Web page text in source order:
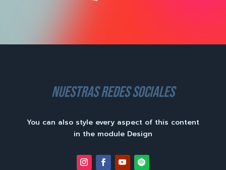
nuestras redes sociales
You can also style every aspect of this content
in the module Design